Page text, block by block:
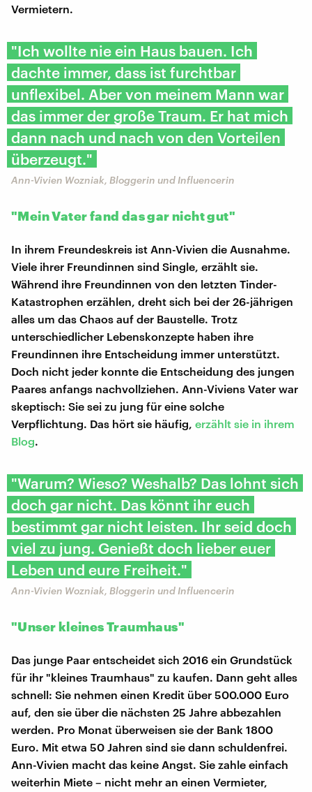
Vermietern.
"Ich wollte nie ein Haus bauen. Ich
dachte immer, dass ist furchtbar
unflexibel. Aber von meinem Mann war
das immer der große Traum. Er hat mich
dann nach und nach von den Vorteilen
überzeugt."
Ann-Vivien Wozniak, Bloggerin und Influencerin
"Mein Vater fand das gar nicht gut"
In ihrem Freundeskreis ist Ann-Vivien die Ausnahme.
Viele ihrer Freundinnen sind Single, erzählt sie.
Während ihre Freundinnen von den letzten Tinder-
Katastrophen erzählen, dreht sich bei der 26-jährigen
alles um das Chaos auf der Baustelle. Trotz
unterschiedlicher Lebenskonzepte haben ihre
Freundinnen ihre Entscheidung immer unterstützt.
Doch nicht jeder konnte die Entscheidung des jungen
Paares anfangs nachvollziehen. Ann-Viviens Vater war
skeptisch: Sie sei zu jung für eine solche
Verpflichtung. Das hört sie häufig, erzählt sie in ihrem
Blog.
"Warum? Wieso? Weshalb? Das lohnt sich
doch gar nicht. Das könnt ihr euch
bestimmt gar nicht leisten. Ihr seid doch
viel zu jung. Genießt doch lieber euer
Leben und eure Freiheit."
Ann-Vivien Wozniak, Bloggerin und Influencerin
"Unser kleines Traumhaus"
Das junge Paar entscheidet sich 2016 ein Grundstück
für ihr "kleines Traumhaus" zu kaufen. Dann geht alles
schnell: Sie nehmen einen Kredit über 500.000 Euro
auf, den sie über die nächsten 25 Jahre abbezahlen
werden. Pro Monat überweisen sie der Bank 1800
Euro. Mit etwa 50 Jahren sind sie dann schuldenfrei.
Ann-Vivien macht das keine Angst. Sie zahle einfach
weiterhin Miete – nicht mehr an einen Vermieter,